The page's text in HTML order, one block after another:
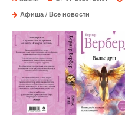
Афиша / Все новости